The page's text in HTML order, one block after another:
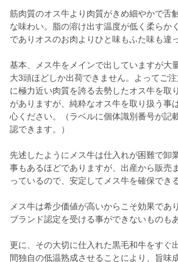
筋肉質のオス牛より肉質がきめ細やかで舌
な味わい。脂の溶け出す温度が低く柔らか
でありオスのお肉よりひと味もふた味も違
基本、メス牛をメインで出していますが大
大3頭ほどしか出荷できません。よってご
に極力近い肉質を誇る去勢したオス牛を取
がありますが、純粋なオス牛を取り扱う事
心ください。（ラベルに個体識別番号が記
認できます。）
先述したようにメス牛は仕入れが困難で卸
事もあるほどでありますが、出産から販売
っているので、安定してメス牛を確保でき
メス牛は希少価値が高いからこそ効果であ
ブランド認定を受ける事ができないものも
更に、その大切に仕入れた黒毛和牛をすぐ
間独自の低温熟成させることにより、旨味